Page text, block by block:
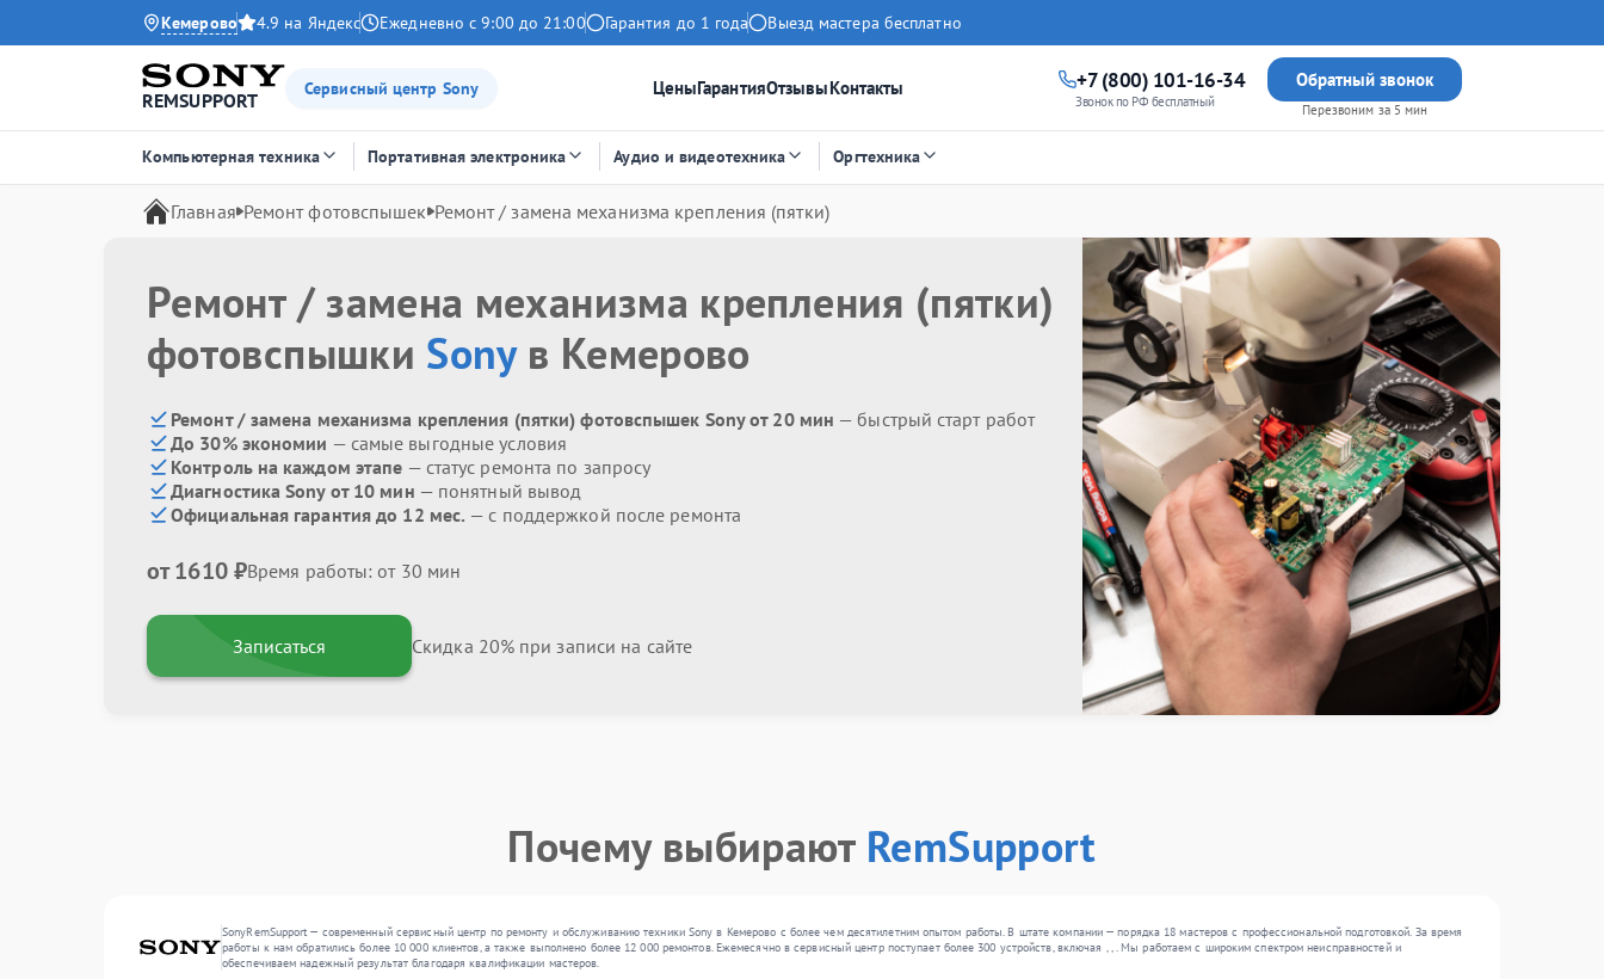
Кемерово 4.9 на Яндекс Ежедневно с 9:00 до 21:00 Гарантия до 1 года Выезд мастера бесплатно
REMSUPPORT
Сервисный центр Sony ЦеныГарантияОтзывыКонтакты +7 (800) 101-16-34
Звонок по РФ бесплатный
Обратный звонок
Перезвоним за 5 мин
Компьютерная техника Портативная электроника Аудио и видеотехника Оргтехника
Главная Ремонт фотовспышек Ремонт / замена механизма крепления (пятки)
Ремонт / замена механизма крепления (пятки)
фотовспышки Sonyв Кемерово
Ремонт / замена механизма крепления (пятки) фотовспышек Sony от 20 мин — быстрый старт работ
До 30% экономии — самые выгодные условия
Контроль на каждом этапе — статус ремонта по запросу
Диагностика Sony от 10 мин — понятный вывод
Официальная гарантия до 12 мес. — с поддержкой после ремонта
от 1610 ₽Время работы: от 30 мин
Записаться Скидка 20% при записи на сайте
Почему выбирают RemSupport
SonyRemSupport — современный сервисный центр по ремонту и обслуживанию техники Sony в Кемерово с более чем десятилетним опытом работы. В штате компании — порядка 18 мастеров с профессиональной подготовкой. За время
работы к нам обратились более 10 000 клиентов, а также выполнено более 12 000 ремонтов. Ежемесячно в сервисный центр поступает более 300 устройств, включая , , . Мы работаем с широким спектром неисправностей и
обеспечиваем надежный результат благодаря квалификации мастеров.